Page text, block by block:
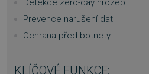
Detekce zero-day hrozeb
Prevence narušení dat
Ochrana před botnety
KLÍČOVÉ FUNKCE: